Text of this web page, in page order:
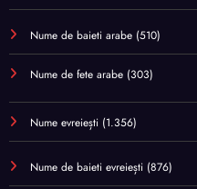
Nume de baieti arabe (510)
Nume de fete arabe (303)
Nume evreiești (1.356)
Nume de baieti evreiești (876)